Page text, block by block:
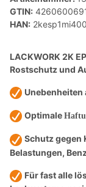
GTIN:
HAN: 2kesp1mi400
LACKWORK 2K
Rostschutz und
Unebenheiten
Optimale
Schutz gegen
Belastungen,
Für fast alle